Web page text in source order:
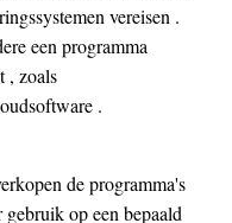
vereisen .
een programma
, zoals
.
de programma's
op een bepaald